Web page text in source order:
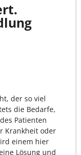
der so viel
die Bedarfe,
Patienten
Krankheit oder
einem hier
Lösung und